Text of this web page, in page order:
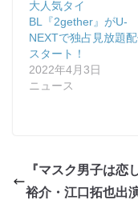
大人気タイ
BL『2gether』がU-
NEXTで独占見放題
スタート！
2022年4月3日
ニュース
『マスク男子は恋
裕介・江口拓也出